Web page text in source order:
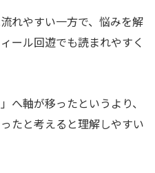
れやすい一方で、悩みを解
ール回遊でも読まれやすく
へ軸が移ったというより、
たと考えると理解しやすい